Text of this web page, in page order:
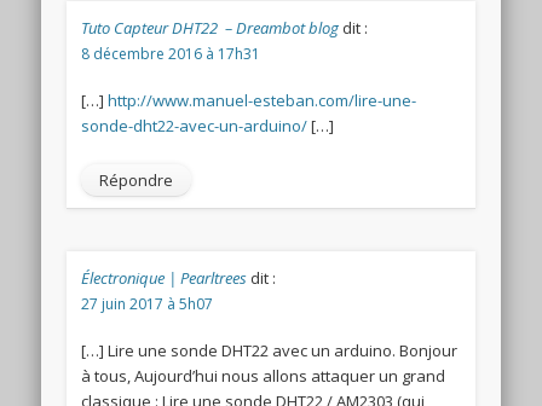
Tuto Capteur DHT22 – Dreambot blog dit :
8 décembre 2016 à 17h31
[…] http://www.manuel-esteban.com/lire-une-
sonde-dht22-avec-un-arduino/[…]
Répondre
Électronique | Pearltrees dit :
27 juin 2017 à 5h07
[…] Lire une sonde DHT22 avec un arduino. Bonjour
à tous, Aujourd’hui nous allons attaquer un grand
classique : Lire une sonde DHT22 / AM2303 (qui